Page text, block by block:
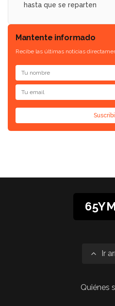
hasta que se reparten
Mantente informado
Recibe las últimas noticias
Ir
Quiénes